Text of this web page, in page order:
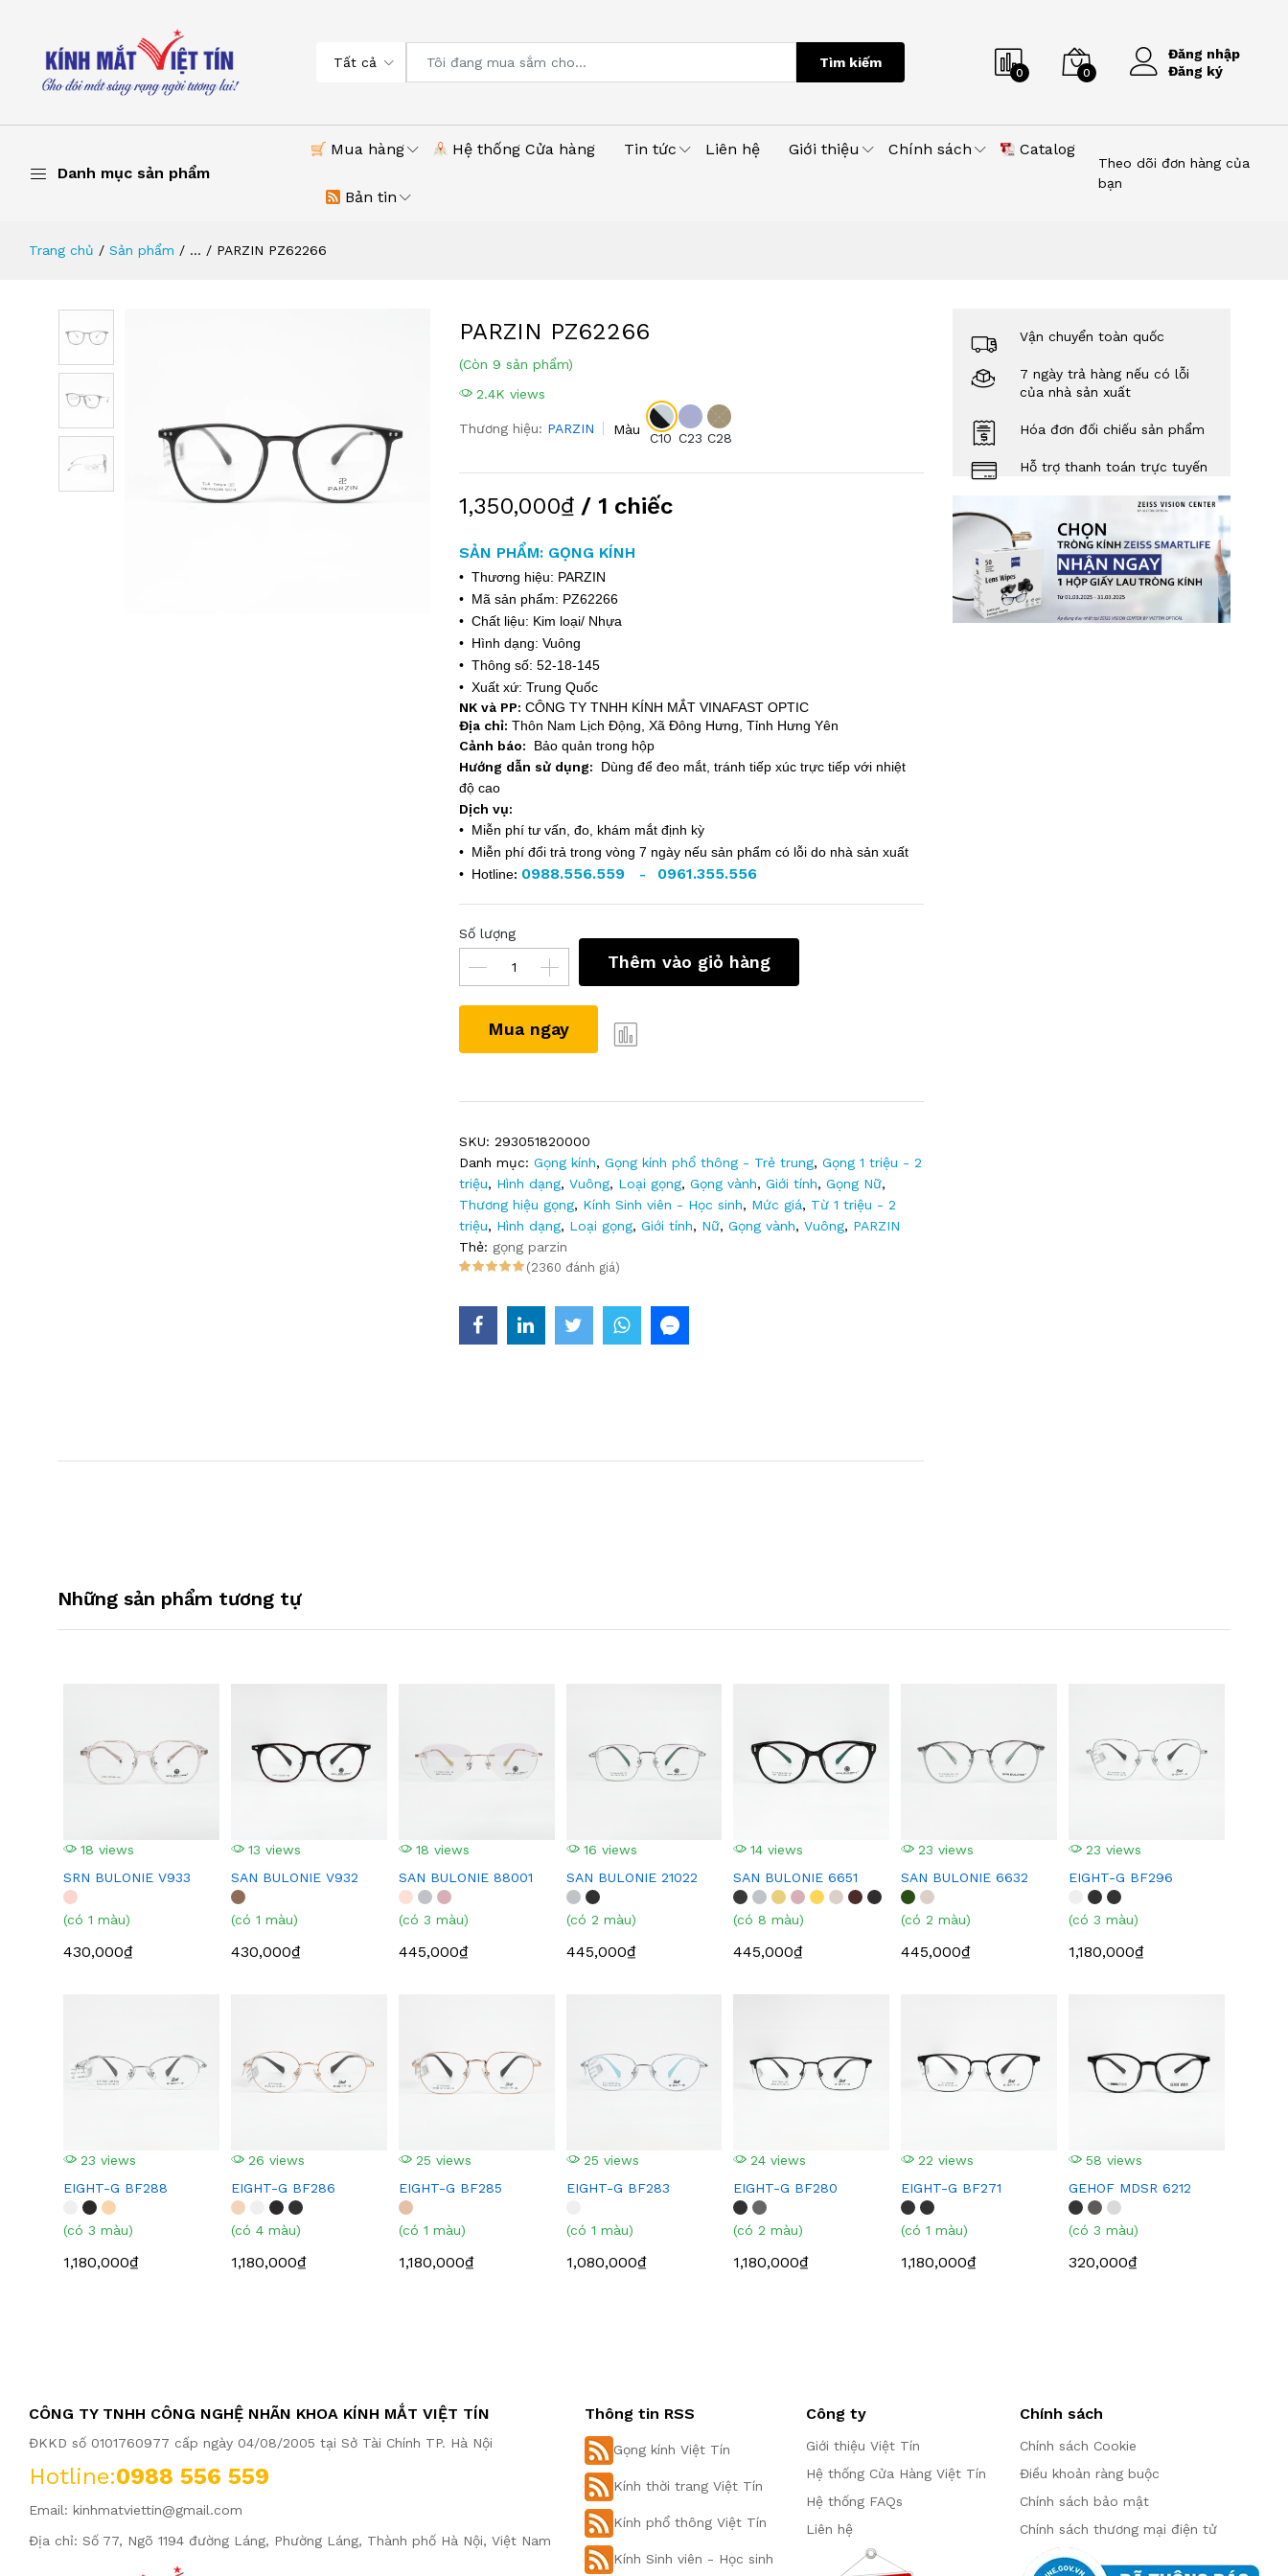
Tất cả Tìm kiếm
0 0
Đăng nhập
Đăng ký
Danh mục sản phẩm
Mua hàng Hệ thống Cửa hàng Tin tức Liên hệ Giới thiệu Chính sách Catalog
Bản tin
Theo dõi đơn hàng của
bạn
Trang chủ Sản phẩm ... PARZIN PZ62266
PARZIN PZ62266
(Còn 9 sản phẩm)
2.4K views
Thương hiệu: PARZIN Màu
C10 C23 C28
1,350,000₫/ 1 chiếc
SẢN PHẨM: GỌNG KÍNH
• Thương hiệu: PARZIN
• Mã sản phẩm: PZ62266
• Chất liệu: Kim loại/ Nhựa
• Hình dạng: Vuông
• Thông số: 52-18-145
• Xuất xứ: Trung Quốc
NK và PP: CÔNG TY TNHH KÍNH MẮT VINAFAST OPTIC
Địa chỉ: Thôn Nam Lịch Động, Xã Đông Hưng, Tỉnh Hưng Yên
Cảnh báo: Bảo quản trong hộp
Hướng dẫn sử dụng: Dùng để đeo mắt, tránh tiếp xúc trực tiếp với nhiệt
độ cao
Dịch vụ:
• Miễn phí tư vấn, đo, khám mắt định kỳ
• Miễn phí đổi trả trong vòng 7 ngày nếu sản phẩm có lỗi do nhà sản xuất
• Hotline: 0988.556.559 - 0961.355.556
Số lượng
Thêm vào giỏ hàng
Mua ngay
SKU: 293051820000
Danh mục: Gọng kính, Gọng kính phổ thông - Trẻ trung, Gọng 1 triệu - 2
triệu, Hình dạng, Vuông, Loại gọng, Gọng vành, Giới tính, Gọng Nữ,
Thương hiệu gọng, Kính Sinh viên - Học sinh, Mức giá, Từ 1 triệu - 2
triệu, Hình dạng, Loại gọng, Giới tính, Nữ, Gọng vành, Vuông, PARZIN
Thẻ: gọng parzin
(2360 đánh giá)
Vận chuyển toàn quốc
7 ngày trả hàng nếu có lỗi
của nhà sản xuất
Hóa đơn đối chiếu sản phẩm
Hỗ trợ thanh toán trực tuyến
Những sản phẩm tương tự
18 views
SRN BULONIE V933
(có 1 màu)
430,000₫
13 views
SAN BULONIE V932
(có 1 màu)
430,000₫
18 views
SAN BULONIE 88001
(có 3 màu)
445,000₫
16 views
SAN BULONIE 21022
(có 2 màu)
445,000₫
14 views
SAN BULONIE 6651
(có 8 màu)
445,000₫
23 views
SAN BULONIE 6632
(có 2 màu)
445,000₫
23 views
EIGHT-G BF296
(có 3 màu)
1,180,000₫
23 views
EIGHT-G BF288
(có 3 màu)
1,180,000₫
26 views
EIGHT-G BF286
(có 4 màu)
1,180,000₫
25 views
EIGHT-G BF285
(có 1 màu)
1,180,000₫
25 views
EIGHT-G BF283
(có 1 màu)
1,080,000₫
24 views
EIGHT-G BF280
(có 2 màu)
1,180,000₫
22 views
EIGHT-G BF271
(có 1 màu)
1,180,000₫
58 views
GEHOF MDSR 6212
(có 3 màu)
320,000₫
CÔNG TY TNHH CÔNG NGHỆ NHÃN KHOA KÍNH MẮT VIỆT TÍN
ĐKKD số 0101760977 cấp ngày 04/08/2005 tại Sở Tài Chính TP. Hà Nội
Hotline:0988 556 559
Email: kinhmatviettin@gmail.com
Địa chỉ: Số 77, Ngõ 1194 đường Láng, Phường Láng, Thành phố Hà Nội, Việt Nam
Thông tin RSS
Gọng kính Việt Tín
Kính thời trang Việt Tín
Kính phổ thông Việt Tín
Kính Sinh viên - Học sinh
Công ty
Giới thiệu Việt Tín
Hệ thống Cửa Hàng Việt Tín
Hệ thống FAQs
Liên hệ
Chính sách
Chính sách Cookie
Điều khoản ràng buộc
Chính sách bảo mật
Chính sách thương mại điện tử